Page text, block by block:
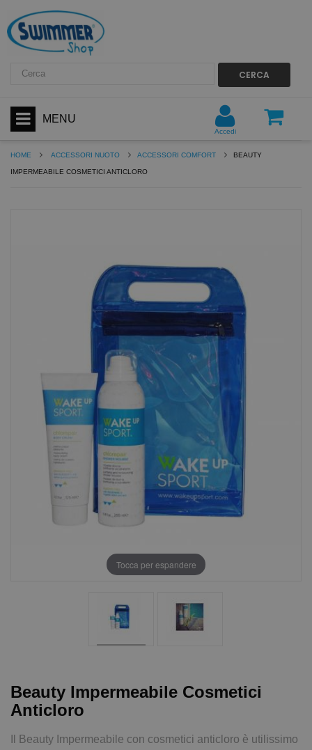
CERCA
MENU
Accedi
HOME ACCESSORI NUOTO ACCESSORI COMFORT BEAUTY
IMPERMEABILE COSMETICI ANTICLORO
Tocca per espandere
Beauty Impermeabile Cosmetici
Anticloro
Il Beauty Impermeabile con cosmetici anticloro è utilissimo